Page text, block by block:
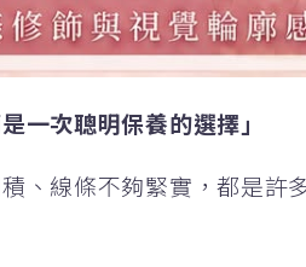
一次聰明保養的選擇」
、線條不夠緊實，都是